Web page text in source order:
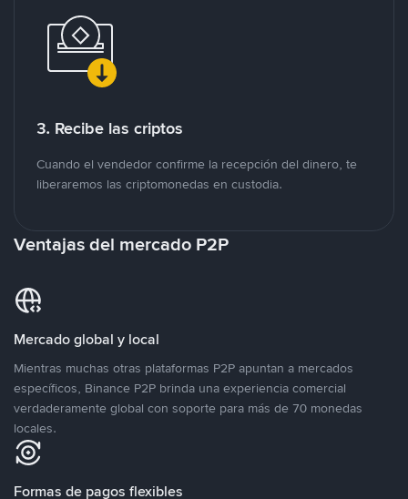
3. Recibe las criptos
Cuando el vendedor confirme la recepción del dinero, te
liberaremos las criptomonedas en custodia.
Ventajas del mercado P2P
Mercado global y local
Mientras muchas otras plataformas P2P apuntan a mercados
específicos, Binance P2P brinda una experiencia comercial
verdaderamente global con soporte para más de 70 monedas
locales.
Formas de pagos flexibles